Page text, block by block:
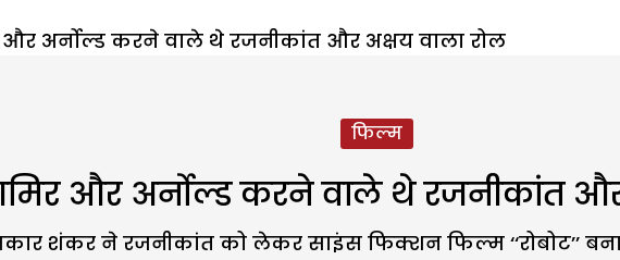
अर्नोल्ड करने वाले थे रजनीकांत और अक्षय वाला रोल
फिल्म
और अर्नोल्ड करने वाले थे रजनीकांत और
शंकर ने रजनीकांत को लेकर साइंस फिक्शन फिल्म ‘‘रोबोट’’